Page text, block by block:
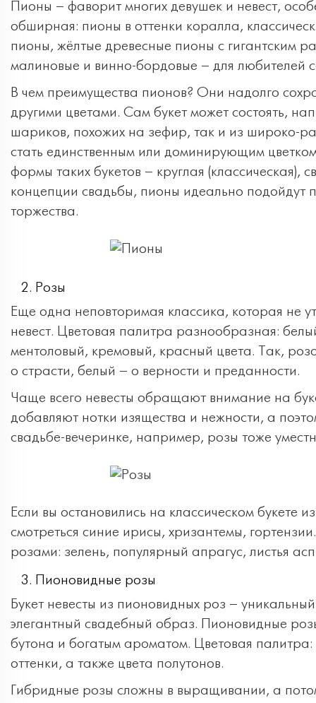
Пионы – фаворит многих девушек и невест,
обширная: пионы в оттенки коралла,
пионы, жёлтые древесные пионы с гигантским
малиновые и винно-бордовые – для любителей
В чем преимущества пионов? Они надолго
другими цветами. Сам букет может состоять,
шариков, похожих на зефир, так и из широко-
стать единственным или доминирующим
формы таких букетов – круглая (классическая),
концепции свадьбы, пионы идеально подойдут
торжества.
Розы
Еще одна неповторимая классика, которая не
невест. Цветовая палитра разнообразная:
ментоловый, кремовый, красный цвета. Так,
о страсти, белый – о верности и преданности.
Чаще всего невесты обращают внимание на
добавляют нотки изящества и нежности, а
свадьбе-вечеринке, например, розы тоже
Если вы остановились на классическом букете
смотреться синие ирисы, хризантемы,
розами: зелень, популярный апрагус, листья
Пионовидные розы
Букет невесты из пионовидных роз –
элегантный свадебный образ. Пионовидные
бутона и богатым ароматом. Цветовая
оттенки, а также цвета полутонов.
Гибридные розы сложны в выращивании, а